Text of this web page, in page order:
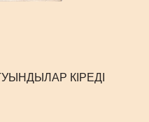
КІРЕДІ